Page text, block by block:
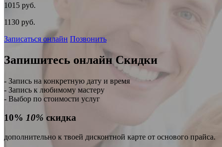
1015 руб.
1130 руб.
Записаться онлайн Позвонить
Запишитесь онлайн Скидки
- Запись на конкретную дату и время
- Запись к любимому мастеру
- Выбор по стоимости услуг
10% 10% скидка
дополнительно к твоей дисконтной карте от основого прайса.